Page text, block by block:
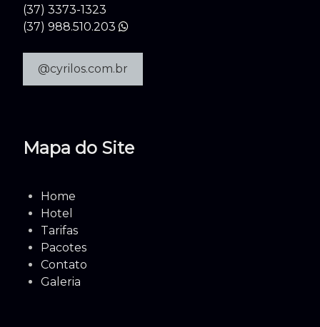
(37) 3373-1323
(37) 988.510.203
@cyrilos.com.br
Mapa do Site
Home
Hotel
Tarifas
Pacotes
Contato
Galeria